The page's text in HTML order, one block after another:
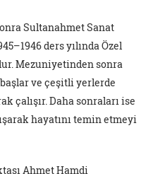
Sultanahmet Sanat
ders yılında Özel
Mezuniyetinden sonra
ve çeşitli yerlerde
çalışır. Daha sonraları ise
hayatını temin etmeyi
Ahmet Hamdi